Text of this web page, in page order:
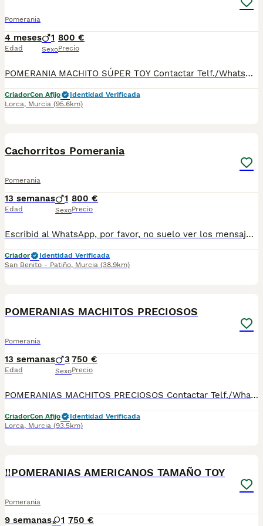
Pomerania
4 meses
Edad
1
Sexo
800 €
Precio
POMERANIA MACHITO SÚPER TOY Contactar Telf./WhatsApp: 630 04 72 63 / 614 20 54 71 / 687 10 74 96 Disponibles sin reservar: MACHITOS desde 800€* Se puede ver previamente sin ningún compromiso. Si le interesa ya se lo podría llevar Se entregan con su cartilla sanitaria, desparasitados y con las vacunas correspondientes a su edad. *El precio de los cachorros no incluyen envíos, si el cliente solicita ese servicio, el coste del mismo lo pagará directamente el cliente a la agencia del transporte.
CriadorCon Afijo
Identidad Verificada
Lorca, Murcia (95.6km)
Cachorritos Pomerania
Pomerania
13 semanas
Edad
1
Sexo
800 €
Precio
Escribid al WhatsApp, por favor, no suelo ver los mensajes de la plataforma, dadle a mostrar telefono, por favor. Atiendo WhatsApp al 697696207. Preciosos cachorritos pomerania macho y hembras, los machos son los tres primeros, el mas clarito y el negro y fuego y el tricolor. Criados en libertad, muy simpaticos y cariñosos. Se entregan desparasitados, vacunados, con chip, cartilla sanitaria y contrato de garantía.
Criador
Identidad Verificada
San Benito - Patiño, Murcia (38.9km)
POMERANIAS MACHITOS PRECIOSOS
Pomerania
13 semanas
Edad
3
Sexo
750 €
Precio
POMERANIAS MACHITOS PRECIOSOS Contactar Telf./WhatsApp: 630 04 72 63 / 614 20 54 71 / 687 10 74 96 Disponibles sin reservar: MACHITOS desde 750€* Se pueden ver previamente sin ningún compromiso. Si le interesa alguno ya se lo pueden llevar. Se entregan con su cartilla sanitaria, desparasitados y con las vacunas correspondientes a su edad. *El precio de los cachorros no incluyen envíos, si el cliente solicita ese servicio, el coste del mismo lo pagará directamente el cliente a la agencia del transporte.
CriadorCon Afijo
Identidad Verificada
Lorca, Murcia (93.5km)
‼️POMERANIAS AMERICANOS TAMAÑO TOY
Pomerania
9 semanas 1 750 €